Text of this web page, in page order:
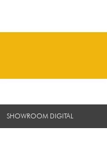
SHOWROOM DIGITAL